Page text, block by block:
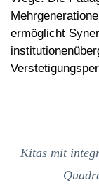
ermöglicht
Kitas mit